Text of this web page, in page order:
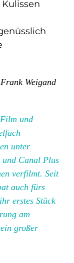
Weigand
und
unter
und Canal Plus
verfilmt. Seit
auch fürs
erstes Stück
am
großer